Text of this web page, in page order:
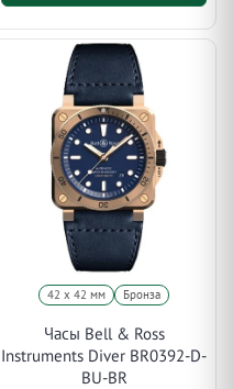
42 х 42 мм Бронза
Часы Bell & Ross
Instruments Diver BR0392-D-
BU-BR